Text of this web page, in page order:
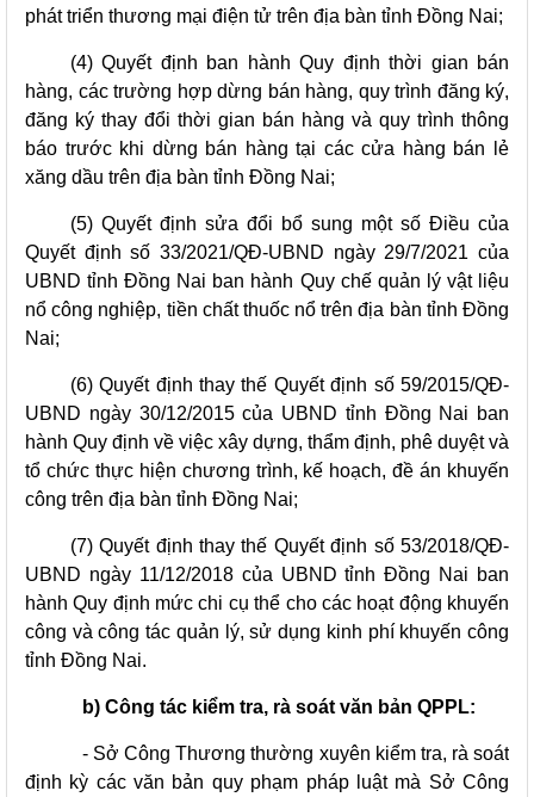
phát triển thương mại điện tử trên địa bàn tỉnh Đồng Nai;
(4) Quyết định ban hành Quy định thời gian bán
hàng, các trường hợp dừng bán hàng, quy trình đăng ký,
đăng ký thay đổi thời gian bán hàng và quy trình thông
báo trước khi dừng bán hàng tại các cửa hàng bán lẻ
xăng dầu trên địa bàn tỉnh Đồng Nai;
(5) Quyết định sửa đổi bổ sung một số Điều của
Quyết định số 33/2021/QĐ-UBND ngày 29/7/2021 của
UBND tỉnh Đồng Nai ban hành Quy chế quản lý vật liệu
nổ công nghiệp, tiền chất thuốc nổ trên địa bàn tỉnh Đồng
Nai;
(6) Quyết định thay thế Quyết định số 59/2015/QĐ-
UBND ngày 30/12/2015 của UBND tỉnh Đồng Nai ban
hành Quy định về việc xây dựng, thẩm định, phê duyệt và
tổ chức thực hiện chương trình, kế hoạch, đề án khuyến
công trên địa bàn tỉnh Đồng Nai;
(7) Quyết định thay thế Quyết định số 53/2018/QĐ-
UBND ngày 11/12/2018 của UBND tỉnh Đồng Nai ban
hành Quy định mức chi cụ thể cho các hoạt động khuyến
công và công tác quản lý, sử dụng kinh phí khuyến công
tỉnh Đồng Nai.
b) Công tác kiểm tra, rà soát văn bản QPPL:
- Sở Công Thương thường xuyên kiểm tra, rà soát
định kỳ các văn bản quy phạm pháp luật mà Sở Công